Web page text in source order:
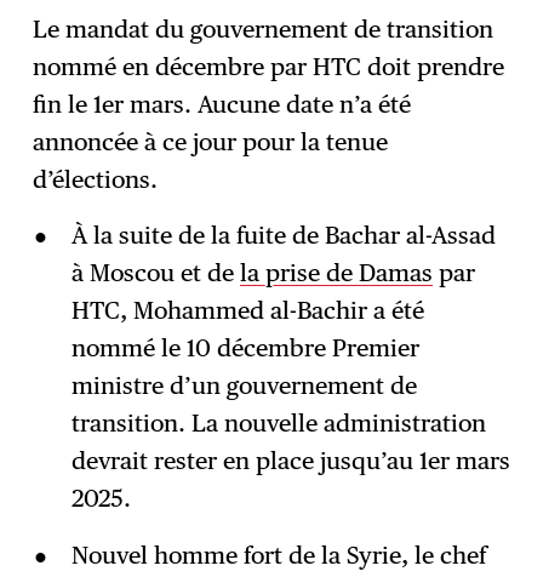
Le mandat du gouvernement de transition
nommé en décembre par HTC doit prendre
fin le 1er mars. Aucune date n’a été
annoncée à ce jour pour la tenue
d’élections.
À la suite de la fuite de Bachar al-Assad
à Moscou et de la prise de Damas par
HTC, Mohammed al-Bachir a été
nommé le 10 décembre Premier
ministre d’un gouvernement de
transition. La nouvelle administration
devrait rester en place jusqu’au 1er mars
2025.
Nouvel homme fort de la Syrie, le chef